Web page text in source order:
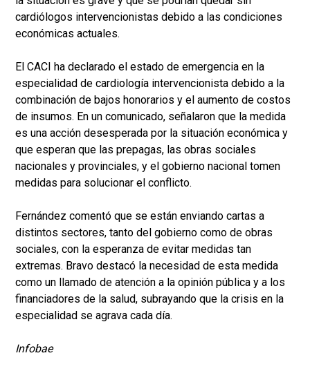
cardiólogos intervencionistas debido a las condiciones
económicas actuales.
El CACI ha declarado el estado de emergencia en la
especialidad de cardiología intervencionista debido a la
combinación de bajos honorarios y el aumento de costos
de insumos. En un comunicado, señalaron que la medida
es una acción desesperada por la situación económica y
que esperan que las prepagas, las obras sociales
nacionales y provinciales, y el gobierno nacional tomen
medidas para solucionar el conflicto.
Fernández comentó que se están enviando cartas a
distintos sectores, tanto del gobierno como de obras
sociales, con la esperanza de evitar medidas tan
extremas. Bravo destacó la necesidad de esta medida
como un llamado de atención a la opinión pública y a los
financiadores de la salud, subrayando que la crisis en la
especialidad se agrava cada día.
Infobae